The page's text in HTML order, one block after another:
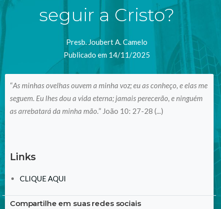
seguir a Cristo?
Presb. Joubert A. Camelo
Publicado em 14/11/2025
“As minhas ovelhas ouvem a minha voz; eu as conheço, e elas me
seguem. Eu lhes dou a vida eterna; jamais perecerão, e ninguém
as arrebatará da minha mão.” João 10: 27-28 (...)
Links
CLIQUE AQUI
Compartilhe em suas redes sociais